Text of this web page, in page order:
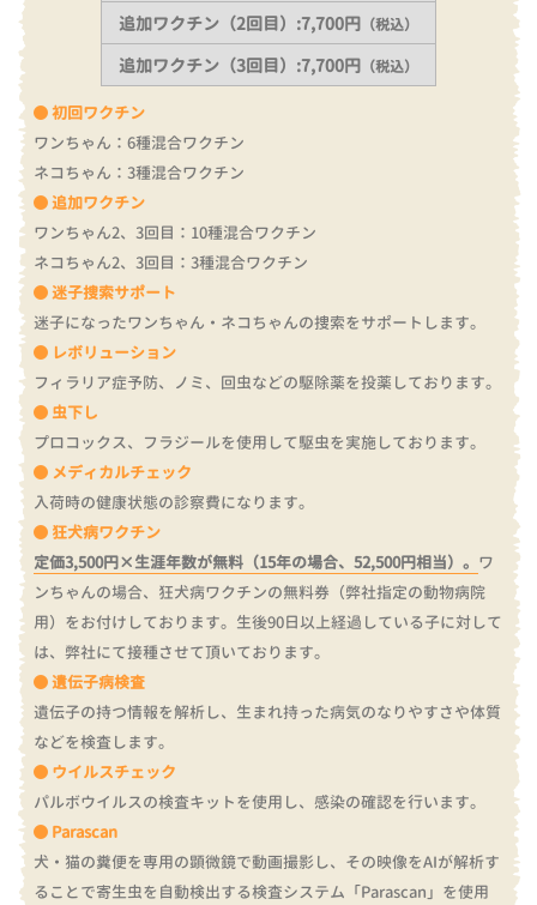
初回ワクチン
ワンちゃん：6種混合ワクチン
ネコちゃん：3種混合ワクチン
追加ワクチン
ワンちゃん2、3回目：10種混合ワクチン
ネコちゃん2、3回目：3種混合ワクチン
迷子捜索サポート
迷子になったワンちゃん・ネコちゃんの捜索をサポートします。
レボリューション
フィラリア症予防、ノミ、回虫などの駆除薬を投薬しております。
虫下し
プロコックス、フラジールを使用して駆虫を実施しております。
メディカルチェック
入荷時の健康状態の診察費になります。
狂犬病ワクチン
定価3,500円×生涯年数が無料（15年の場合、52,500円相当）。 ワ
ンちゃんの場合、狂犬病ワクチンの無料券（弊社指定の動物病院
用）をお付けしております。 生後90日以上経過している子に対して
は、弊社にて接種させて頂いております。
遺伝子病検査
遺伝子の持つ情報を解析し、生まれ持った病気のなりやすさや体質
などを検査します。
ウイルスチェック
パルボウイルスの検査キットを使用し、感染の確認を行います。
Parascan
犬・猫の糞便を専用の顕微鏡で動画撮影し、その映像をAIが解析す
ることで寄生虫を自動検出する検査システム「Parascan」を使用
追加ワクチン（2回目）:7,700円 （税込）
追加ワクチン（3回目）:7,700円 （税込）